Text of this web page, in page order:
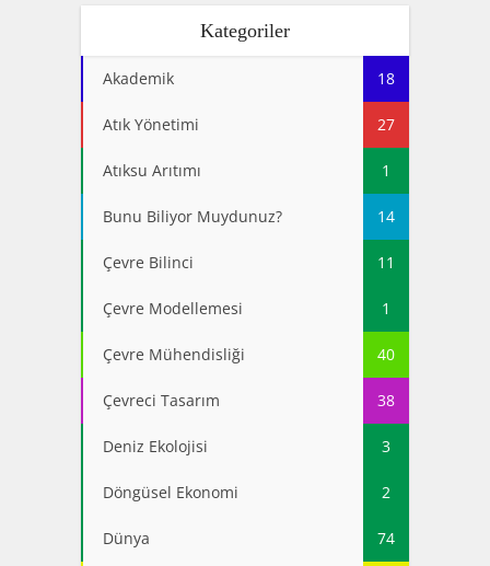
Kategoriler
Akademik 18
Atık Yönetimi 27
Atıksu Arıtımı 1
Bunu Biliyor Muydunuz? 14
Çevre Bilinci 11
Çevre Modellemesi 1
Çevre Mühendisliği 40
Çevreci Tasarım 38
Deniz Ekolojisi 3
Döngüsel Ekonomi 2
Dünya 74